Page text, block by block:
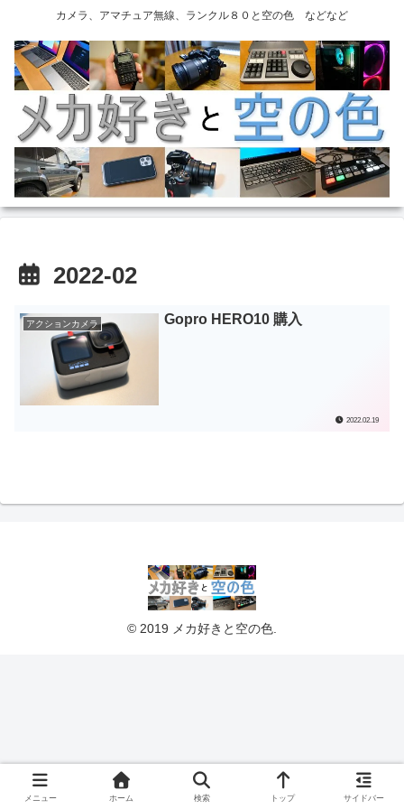
カメラ、アマチュア無線、ランクル８０と空の色 などなど
2022-02
アクションカメラ Gopro HERO10 購入
2022.02.19
© 2019 メカ好きと空の色.
メニュー ホーム 検索 トップ サイドバー